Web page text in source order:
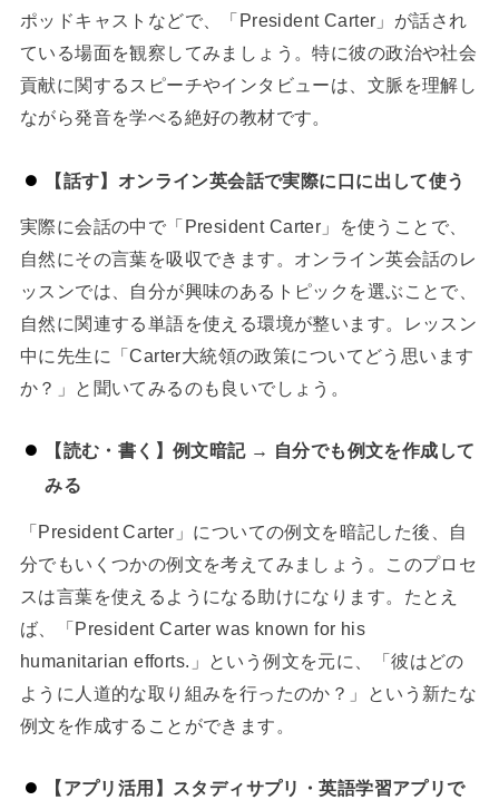
ポッドキャストなどで、「President Carter」が話され
ている場面を観察してみましょう。特に彼の政治や社会
貢献に関するスピーチやインタビューは、文脈を理解し
ながら発音を学べる絶好の教材です。
【話す】オンライン英会話で実際に口に出して使う
実際に会話の中で「President Carter」を使うことで、
自然にその言葉を吸収できます。オンライン英会話のレ
ッスンでは、自分が興味のあるトピックを選ぶことで、
自然に関連する単語を使える環境が整います。レッスン
中に先生に「Carter大統領の政策についてどう思います
か？」と聞いてみるのも良いでしょう。
【読む・書く】例文暗記 → 自分でも例文を作成して
みる
「President Carter」についての例文を暗記した後、自
分でもいくつかの例文を考えてみましょう。このプロセ
スは言葉を使えるようになる助けになります。たとえ
ば、「President Carter was known for his
humanitarian efforts.」という例文を元に、「彼はどの
ように人道的な取り組みを行ったのか？」という新たな
例文を作成することができます。
【アプリ活用】スタディサプリ・英語学習アプリで